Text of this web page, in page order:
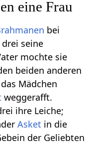
eine Frau
bei
seine
mochte sie
beiden anderen
Mädchen
weggerafft.
ihre Leiche;
Asket in die
der Geliebten